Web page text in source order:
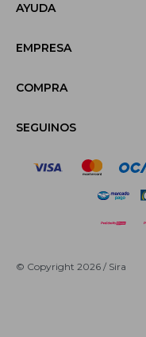
AYUDA
EMPRESA
COMPRA
SEGUINOS
© Copyright 2026 / Sira